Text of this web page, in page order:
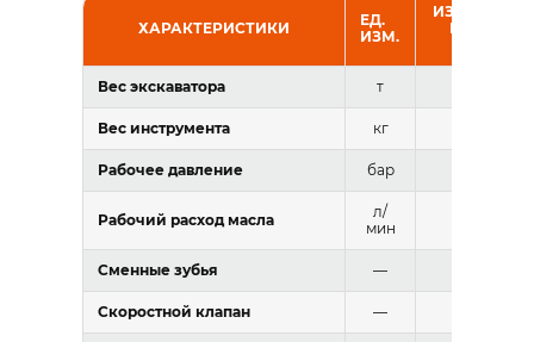
ХАРАКТЕРИСТИКИ
ЕД.
ИЗМ.
БЕТОНА
Вес экскаватора т
Вес инструмента кг
Рабочее давление бар
Рабочий расход масла
л/
мин
Сменные зубья —
Скоростной клапан —